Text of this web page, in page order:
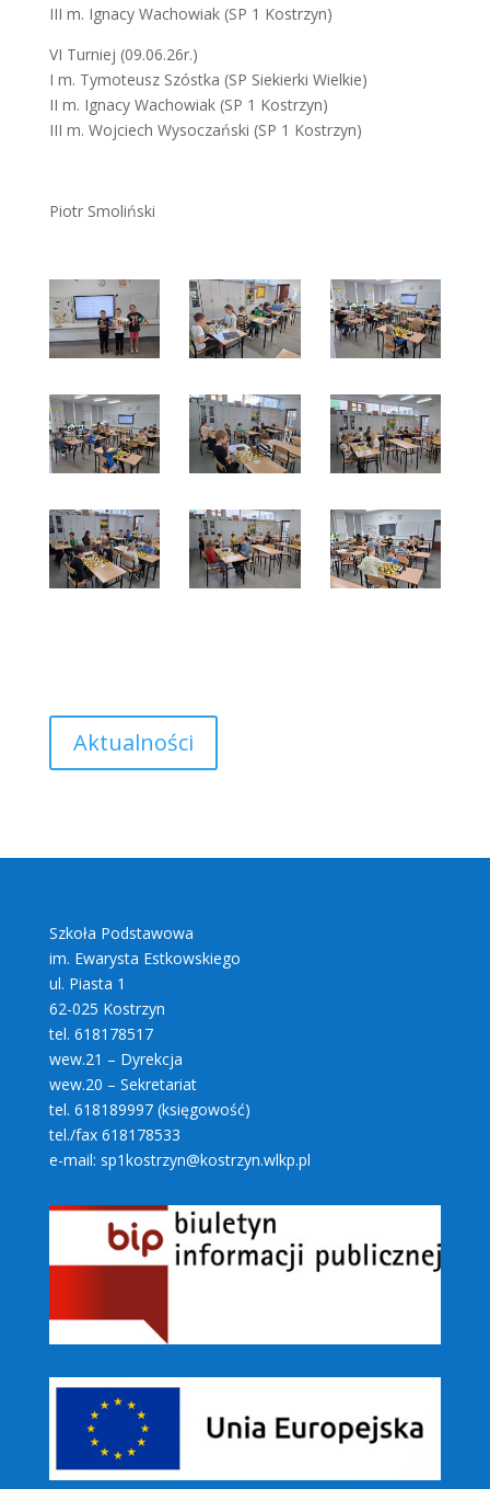
III m. Ignacy Wachowiak (SP 1 Kostrzyn)
VI Turniej (09.06.26r.)
I m. Tymoteusz Szóstka (SP Siekierki Wielkie)
II m. Ignacy Wachowiak (SP 1 Kostrzyn)
III m. Wojciech Wysoczański (SP 1 Kostrzyn)
Piotr Smoliński
Aktualności
Szkoła Podstawowa
im. Ewarysta Estkowskiego
ul. Piasta 1
62-025 Kostrzyn
tel. 618178517
wew.21 – Dyrekcja
wew.20 – Sekretariat
tel. 618189997 (księgowość)
tel./fax 618178533
e-mail: sp1kostrzyn@kostrzyn.wlkp.pl